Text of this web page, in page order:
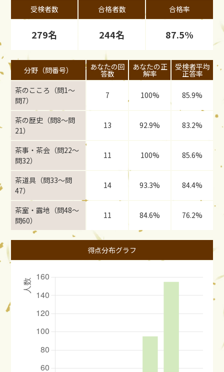
受検者数 合格者数 合格率
279名 244名 87.5%
分野（問番号） あなたの回
答数
あなたの正
解率
受検者平均
正答率
茶のこころ（問1〜
問7）
7 100% 85.9%
茶の歴史（問8〜問
21）
13 92.9% 83.2%
茶事・茶会（問22〜
問32）
11 100% 85.6%
茶道具（問33〜問
47）
14 93.3% 84.4%
茶室・露地（問48〜
問60）
11 84.6% 76.2%
得点分布グラフ